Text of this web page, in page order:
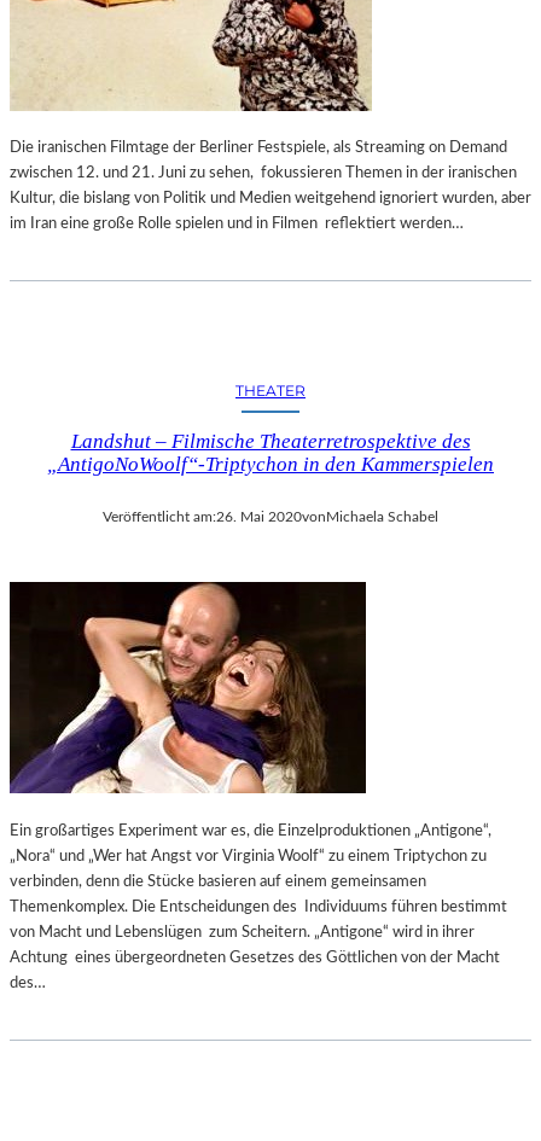
Die iranischen Filmtage der Berliner Festspiele, als Streaming on Demand
zwischen 12. und 21. Juni zu sehen, fokussieren Themen in der iranischen
Kultur, die bislang von Politik und Medien weitgehend ignoriert wurden, aber
im Iran eine große Rolle spielen und in Filmen reflektiert werden…
THEATER
Landshut – Filmische Theaterretrospektive des
„AntigoNoWoolf“-Triptychon in den Kammerspielen
Veröffentlicht am:26. Mai 2020von Michaela Schabel
Ein großartiges Experiment war es, die Einzelproduktionen „Antigone“,
„Nora“ und „Wer hat Angst vor Virginia Woolf“ zu einem Triptychon zu
verbinden, denn die Stücke basieren auf einem gemeinsamen
Themenkomplex. Die Entscheidungen des Individuums führen bestimmt
von Macht und Lebenslügen zum Scheitern. „Antigone“ wird in ihrer
Achtung eines übergeordneten Gesetzes des Göttlichen von der Macht
des…